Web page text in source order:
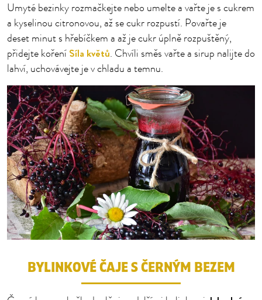
Umyté bezinky rozmačkejte nebo umelte a vařte je s cukrem
a kyselinou citronovou, až se cukr rozpustí. Povařte je
deset minut s hřebíčkem a až je cukr úplně rozpuštěný,
přidejte koření Síla květů. Chvíli směs vařte a sirup nalijte do
lahví, uchovávejte je v chladu a temnu.
BYLINKOVÉ ČAJE S ČERNÝM BEZEM